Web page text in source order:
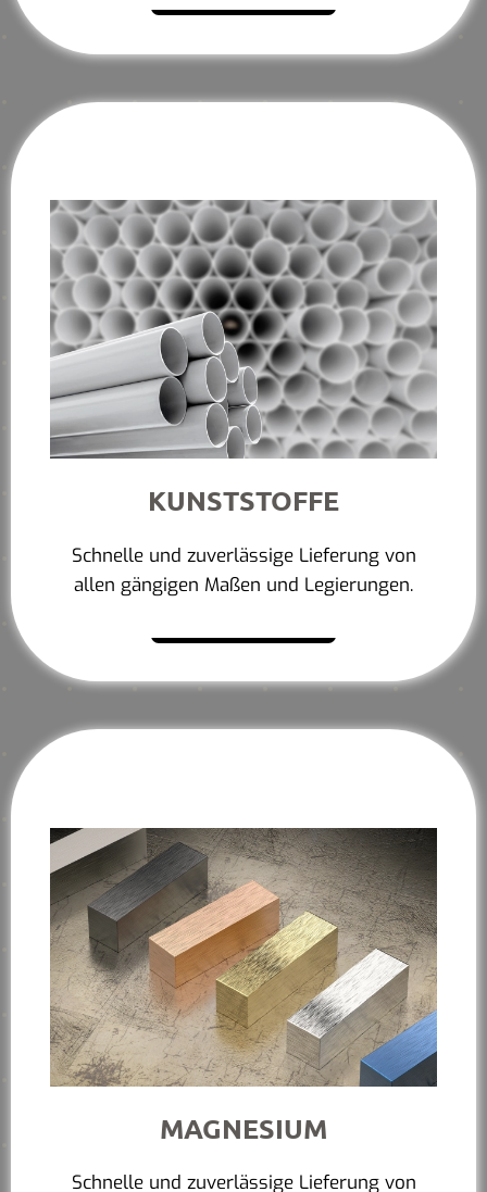
KUNSTSTOFFE
Schnelle und zuverlässige Lieferung von
allen gängigen Maßen und Legierungen.
MAGNESIUM
Schnelle und zuverlässige Lieferung von